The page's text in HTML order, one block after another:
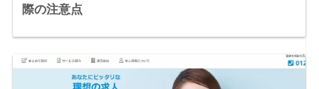
際の注意点